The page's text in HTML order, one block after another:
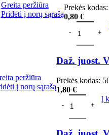
Greita peržiūra
Pridėti į norų sąrašą
Prekės kodas:
0,80 €
peržiūra
į norų sąrašą
Daž. juost.
Prekės kodas:
1,80 €
Į